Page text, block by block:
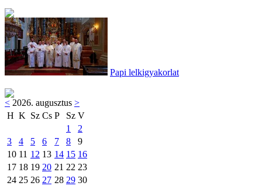
Papi lelkigyakorlat
< 2026. augusztus >
H K Sz Cs P Sz V
1
2
3
4 5 6 7 8
9
10 11 12 13 14 15 16
17 18 19 20 21 22 23
24 25 26 27 28 29 30